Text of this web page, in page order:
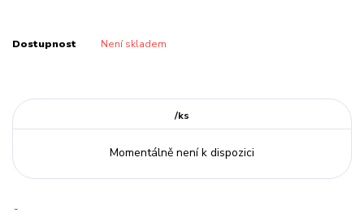
Dostupnost Není skladem
/ks
Momentálně není k dispozici